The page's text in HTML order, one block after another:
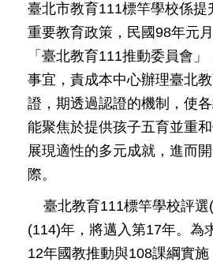
研
展
研
臺北市教育111標竿學校係提
重要教育政策，民國98年元
「臺北教育111推動委員會
事宜，責成本中心辦理臺北
證，期透過認證的機制，使
能聚焦於提供孩子五育並重
展現適性的多元成就，進而
際。
臺北教育111標竿學校評選
(114)年，將邁入第17年。為
12年國教推動與108課綱實